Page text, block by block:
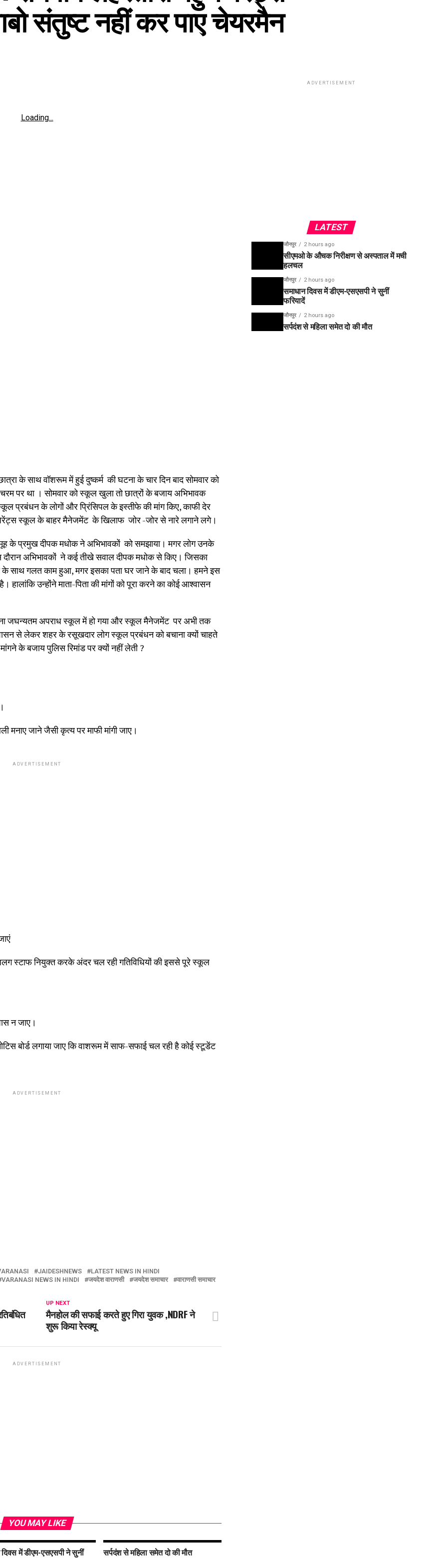
संतुष्ट नहीं कर पाए चेयरमैन
Loading...
के साथ वॉशरूम में हुई दुष्कर्म की घटना के चार दिन बाद सोमवार को
पर था । सोमवार को स्कूल खुला तो छात्रों के बजाय अभिभावक
के लोगों और प्रिंसिपल के इस्तीफे की मांग किए, काफी देर
स्कूल के बाहर मैनेजमेंट के खिलाफ जोर -जोर से नारे लगाने लगे।
के प्रमुख दीपक मधोक ने अभिभावकों को समझाया। मगर लोग उनके
अभिभावकों ने कई तीखे सवाल दीपक मधोक से किए। जिसका
के साथ गलत काम हुआ, मगर इसका पता घर जाने के बाद चला। हमने इस
उन्होंने माता-पिता की मांगों को पूरा करने का कोई आश्वासन
जघन्यतम अपराध स्कूल में हो गया और स्कूल मैनेजमेंट पर अभी तक
से लेकर शहर के रसूखदार लोग स्कूल प्रबंधन को बचाना क्यों चाहते
के बजाय पुलिस रिमांड पर क्यों नहीं लेती ?
मनाए जाने जैसी कृत्य पर माफी मांगी जाए।
ADVERTISEMENT
स्टाफ नियुक्त करके अंदर चल रही गतिविधियों की इससे पूरे स्कूल
न जाए।
बोर्ड लगाया जाए कि वाशरूम में साफ-सफाई चल रही है कोई स्टूडेंट
ADVERTISEMENT
JAIDESHNEWS
LATEST NEWS IN HINDI
VARANASI NEWS IN HINDI
जयदेश वाराणसी जयदेश समाचार वाराणसी समाचार
UP NEXT
मैनहोल की सफाई करते हुए गिरा युवक ,NDRF ने
शुरू किया रेस्क्यू
ADVERTISEMENT
YOU MAY LIKE
में डीएम-एसएसपी ने सुनीं सर्पदंश से महिला समेत दो की मौत
ADVERTISEMENT
LATEST
जौनपुर 2 hours ago
सीएमओ के औचक निरीक्षण से अस्पताल में मची
हलचल
जौनपुर 2 hours ago
समाधान दिवस में डीएम-एसएसपी ने सुनीं
फरियादें
जौनपुर 2 hours ago
सर्पदंश से महिला समेत दो की मौत